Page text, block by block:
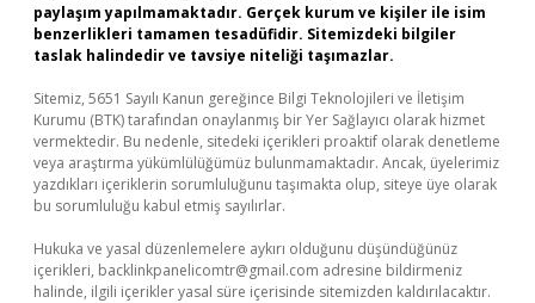
paylaşım yapılmamaktadır. Gerçek kurum ve kişiler ile isim
benzerlikleri tamamen tesadüfidir. Sitemizdeki bilgiler
taslak halindedir ve tavsiye niteliği taşımazlar.
Sitemiz, 5651 Sayılı Kanun gereğince Bilgi Teknolojileri ve İletişim
Kurumu (BTK) tarafından onaylanmış bir Yer Sağlayıcı olarak hizmet
vermektedir. Bu nedenle, sitedeki içerikleri proaktif olarak denetleme
veya araştırma yükümlülüğümüz bulunmamaktadır. Ancak, üyelerimiz
yazdıkları içeriklerin sorumluluğunu taşımakta olup, siteye üye olarak
bu sorumluluğu kabul etmiş sayılırlar.
Hukuka ve yasal düzenlemelere aykırı olduğunu düşündüğünüz
içerikleri, backlinkpanelicomtr@gmail.com adresine bildirmeniz
halinde, ilgili içerikler yasal süre içerisinde sitemizden kaldırılacaktır.